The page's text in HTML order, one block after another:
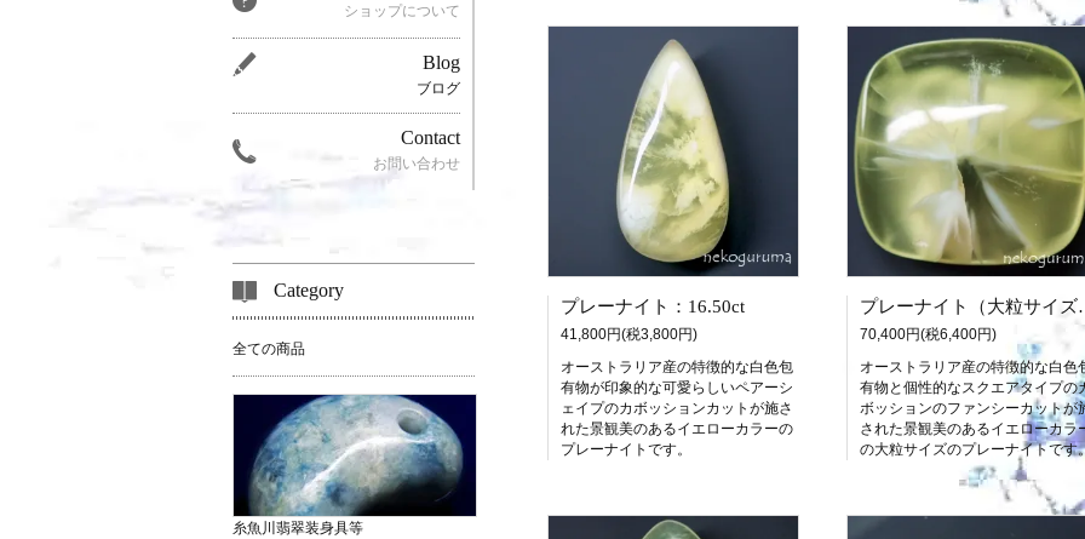
プレーナイト：16.50ct
41,800円(税3,800円)
オーストラリア産の特徴的な白色包
有物が印象的な可愛らしいペアーシ
ェイプのカボッションカットが施さ
れた景観美のあるイエローカラーの
プレーナイトです。
プレー
70,400円(税6,400円)
オーストラリア産の特徴的な白色
有物と個性的なスクエアタイプの
ボッションのファンシーカットが
された景観美のあるイエローカラ
の大粒サイズのプレーナイトです
ショップについて
Blog
ブログ
Contact
お問い合わせ
Category
全ての商品
糸魚川翡翠装身具等